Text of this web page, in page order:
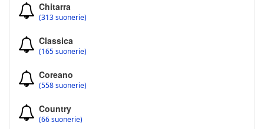
Chitarra
(313 suonerie)
Classica
(165 suonerie)
Coreano
(558 suonerie)
Country
(66 suonerie)